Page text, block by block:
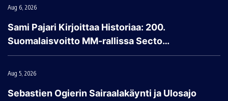
Aug 6, 2026
Sami Pajari Kirjoittaa Historiaa: 200.
Suomalaisvoitto MM-rallissa Secto…
Aug 5, 2026
Sebastien Ogierin Sairaalakäynti ja Ulosajo